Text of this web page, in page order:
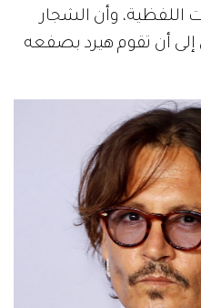
اللفظية، وأن الشجار
أن تقوم هيرد بصفعه